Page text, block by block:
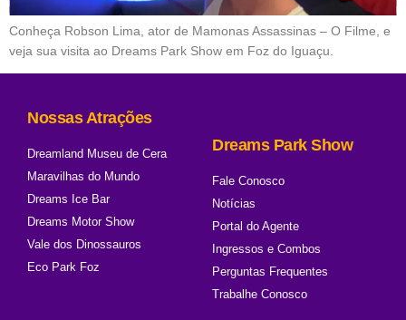
Conheça Robson Lima, ator de Mamonas Assassinas – O Filme, e
veja sua visita ao Dreams Park Show em Foz do Iguaçu.
Nossas Atrações
Dreamland Museu de Cera
Maravilhas do Mundo
Dreams Ice Bar
Dreams Motor Show
Vale dos Dinossauros
Eco Park Foz
Dreams Park Show
Fale Conosco
Notícias
Portal do Agente
Ingressos e Combos
Perguntas Frequentes
Trabalhe Conosco